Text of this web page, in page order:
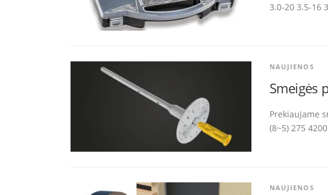
3.0-20 3.5-16
NAUJIENOS
Smeigės
Prekiaujame
(8~5) 275
NAUJIENOS